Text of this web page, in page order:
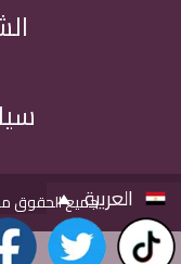
العربيةجميع الحقوق